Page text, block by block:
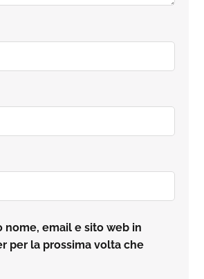
nome, email e sito web in
per la prossima volta che